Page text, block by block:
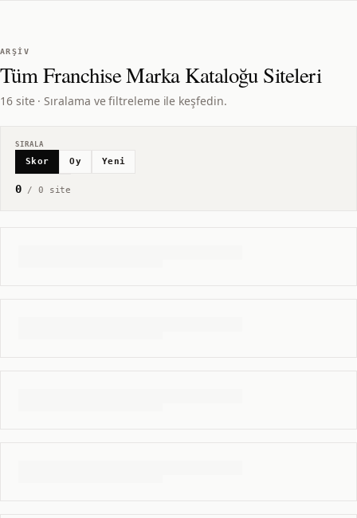
ARŞIV
TümFranchise Marka KataloğuSiteleri
16 site · Sıralama ve filtreleme ile keşfedin.
SIRALA
Skor Oy Yeni
0/ 0 site